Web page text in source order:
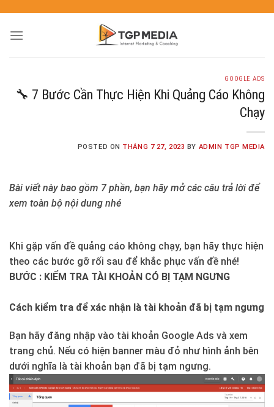
GOOGLE ADS
🔧 7 Bước Cần Thực Hiện Khi Quảng Cáo Không
Chạy
POSTED ON THÁNG 7 27, 2023 BY ADMIN TGP MEDIA
Bài viết này bao gồm 7 phần, bạn hãy mở các câu trả lời để
xem toàn bộ nội dung nhé
Khi gặp vấn đề quảng cáo không chạy, bạn hãy thực hiện
theo các bước gỡ rối sau để khắc phục vấn đề nhé!
BƯỚC : KIỂM TRA TÀI KHOẢN CÓ BỊ TẠM NGƯNG
Cách kiểm tra để xác nhận là tài khoản đã bị tạm ngưng
Bạn hãy đăng nhập vào tài khoản Google Ads và xem
trang chủ. Nếu có hiện banner màu đỏ như hình ảnh bên
dưới nghĩa là tài khoản bạn đã bị tạm ngưng.